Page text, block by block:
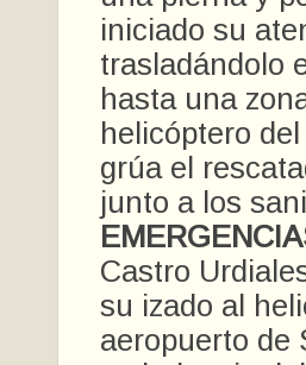
iniciado su
trasladándolo
hasta una
helicóptero
grúa el
junto a los
Castro
su izado al
aeropuerto de